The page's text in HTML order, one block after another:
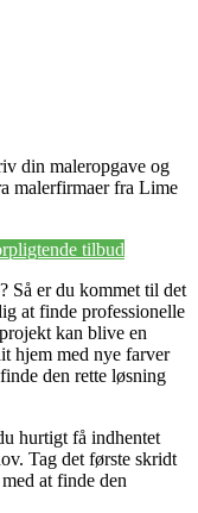
din maleropgave og
malerfirmaer fra Lime
tilbud
Så er du kommet til det
at finde professionelle
kan blive en
hjem med nye farver
den rette løsning
hurtigt få indhentet
Tag det første skridt
at finde den